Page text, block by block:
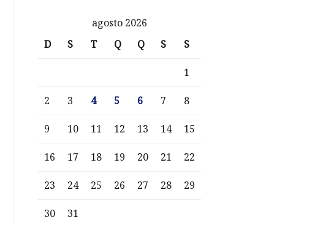
agosto 2026
D
S T Q Q S S
1
2 3 4 5 6 7 8
9 10 11 12 13 14 15
16 17 18 19 20 21 22
23 24 25 26 27 28 29
30 31